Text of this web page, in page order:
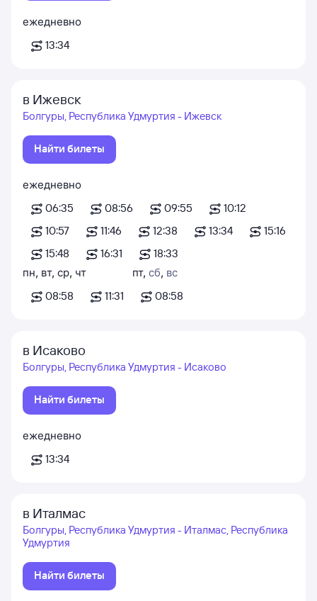
ежедневно
13:34
в Ижевск
Болгуры, Республика Удмуртия - Ижевск
Найти билеты
ежедневно
06:35
08:56 09:55
10:12
10:57
11:46 12:38 13:34
15:16
15:48
16:31
18:33
пн, вт, ср, чт
08:58
11:31
пт, сб, вс
08:58
в Исаково
Болгуры, Республика Удмуртия - Исаково
Найти билеты
ежедневно
13:34
в Италмас
Болгуры, Республика Удмуртия - Италмас, Республика
Удмуртия
Найти билеты